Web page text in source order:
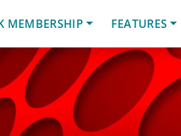
MEMBERSHIP FEATURES